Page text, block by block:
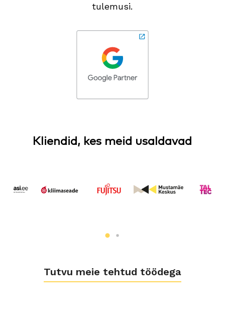
tulemusi.
Kliendid, kes meid usaldavad
Tutvu meie tehtud töödega